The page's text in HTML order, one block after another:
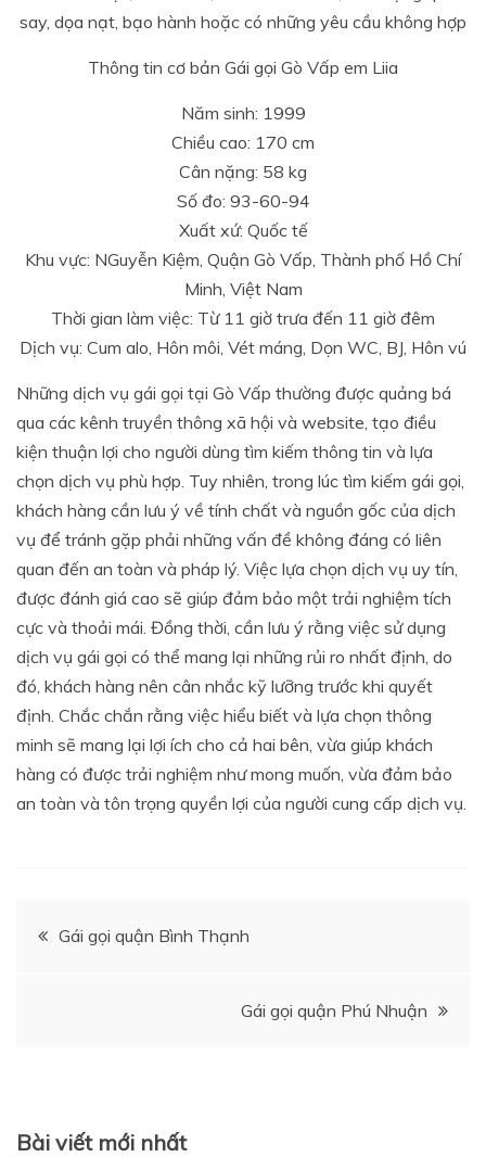
say, dọa nạt, bạo hành hoặc có những yêu cầu không hợp
Thông tin cơ bản Gái gọi Gò Vấp em Liia
Năm sinh: 1999
Chiều cao: 170 cm
Cân nặng: 58 kg
Số đo: 93-60-94
Xuất xứ: Quốc tế
Khu vực: NGuyễn Kiệm, Quận Gò Vấp, Thành phố Hồ Chí
Minh, Việt Nam
Thời gian làm việc: Từ 11 giờ trưa đến 11 giờ đêm
Dịch vụ: Cum alo, Hôn môi, Vét máng, Dọn WC, BJ, Hôn vú
Những dịch vụ gái gọi tại Gò Vấp thường được quảng bá
qua các kênh truyền thông xã hội và website, tạo điều
kiện thuận lợi cho người dùng tìm kiếm thông tin và lựa
chọn dịch vụ phù hợp. Tuy nhiên, trong lúc tìm kiếm gái gọi,
khách hàng cần lưu ý về tính chất và nguồn gốc của dịch
vụ để tránh gặp phải những vấn đề không đáng có liên
quan đến an toàn và pháp lý. Việc lựa chọn dịch vụ uy tín,
được đánh giá cao sẽ giúp đảm bảo một trải nghiệm tích
cực và thoải mái. Đồng thời, cần lưu ý rằng việc sử dụng
dịch vụ gái gọi có thể mang lại những rủi ro nhất định, do
đó, khách hàng nên cân nhắc kỹ lưỡng trước khi quyết
định. Chắc chắn rằng việc hiểu biết và lựa chọn thông
minh sẽ mang lại lợi ích cho cả hai bên, vừa giúp khách
hàng có được trải nghiệm như mong muốn, vừa đảm bảo
an toàn và tôn trọng quyền lợi của người cung cấp dịch vụ.
ĐiềuGái gọi quận Bình Thạnh
Gái gọi quận Phú Nhuận
Bài viết mới nhất